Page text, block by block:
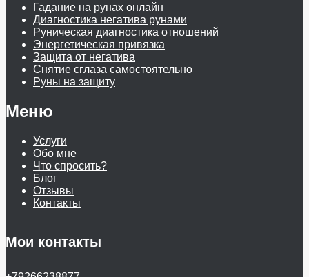
Гадание на рунах онлайн
Диагностика негатива рунами
Руническая диагностика отношений
Энергетическая привязка
Защита от негатива
Снятие сглаза самостоятельно
Руны на защиту
Меню
Услуги
Обо мне
Что спросить?
Блог
Отзывы
Контакты
Мои контакты